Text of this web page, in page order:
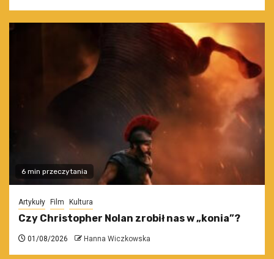
6 min przeczytania
Artykuły Film Kultura
Czy Christopher Nolan zrobił nas w „konia”?
01/08/2026 Hanna Wiczkowska